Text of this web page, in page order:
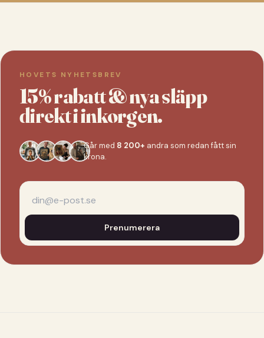
HOVETS NYHETSBREV
15% rabatt & nya släpp
direkt i inkorgen.
Går med 8 200+ andra som redan fått sin
krona.
Prenumerera